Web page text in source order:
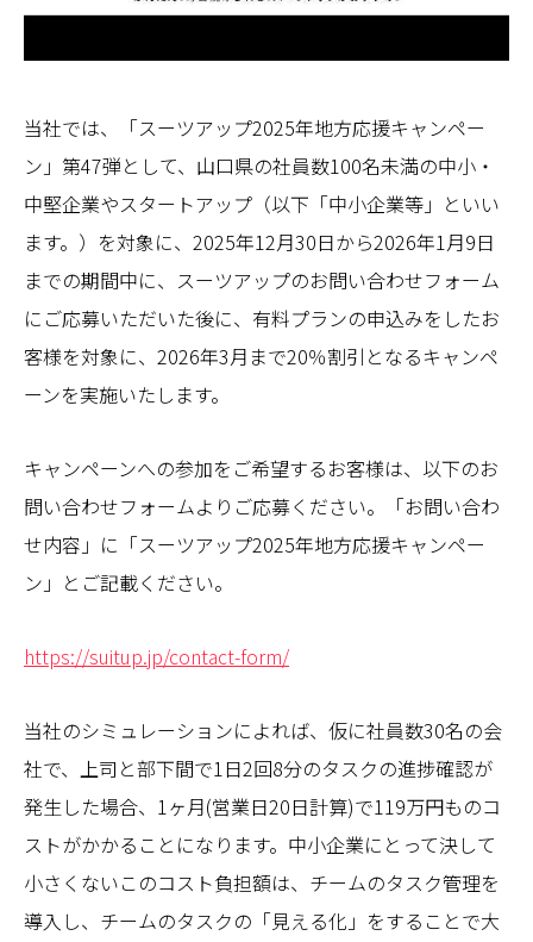
当社では、「スーツアップ2025年地方応援キャンペー
ン」第47弾として、山口県の社員数100名未満の中小・
中堅企業やスタートアップ（以下「中小企業等」といい
ます。）を対象に、2025年12月30日から2026年1月9日
までの期間中に、スーツアップのお問い合わせフォーム
にご応募いただいた後に、有料プランの申込みをしたお
客様を対象に、2026年3月まで20％割引となるキャンペ
ーンを実施いたします。
キャンペーンへの参加をご希望するお客様は、以下のお
問い合わせフォームよりご応募ください。「お問い合わ
せ内容」に「スーツアップ2025年地方応援キャンペー
ン」とご記載ください。
https://suitup.jp/contact-form/
当社のシミュレーションによれば、仮に社員数30名の会
社で、上司と部下間で1日2回8分のタスクの進捗確認が
発生した場合、1ヶ月(営業日20日計算)で119万円ものコ
ストがかかることになります。中小企業にとって決して
小さくないこのコスト負担額は、チームのタスク管理を
導入し、チームのタスクの「見える化」をすることで大